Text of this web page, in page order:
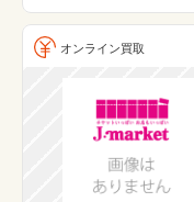
オンライン買取